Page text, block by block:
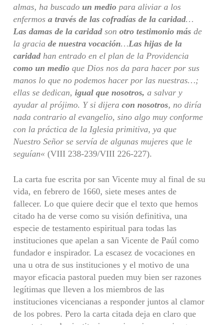
almas, ha buscado un mediopara aliviar a los
enfermos a través de las cofradías de la caridad…
Las damas de la caridad son otro testimonio más de
la graciade nuestra vocación…Las hijas de la
caridad han entrado en el plan de la Providencia
como un medioque Dios nos da para hacer por sus
manos lo que no podemos hacer por las nuestras…;
ellas se dedican, igual que nosotros, a salvar y
ayudar al prójimo. Y si dijera con nosotros, no diría
nada contrario al evangelio, sino algo muy conforme
con la práctica de la Iglesia primitiva, ya que
Nuestro Señor se servía de algunas mujeres que le
seguían«(VIII 238-239/VIII 226-227).
La carta fue escrita por san Vicente muy al final de su
vida, en febrero de 1660, siete meses antes de
fallecer. Lo que quiere decir que el texto que hemos
citado ha de verse como su visión definitiva, una
especie de testamento espiritual para todas las
instituciones que apelan a san Vicente de Paúl como
fundador e inspirador. La escasez de vocaciones en
una u otra de sus instituciones y el motivo de una
mayor eficacia pastoral pueden muy bien ser razones
legítimas que lleven a los miembros de las
instituciones vicencianas a responder juntos al clamor
de los pobres. Pero la carta citada deja en claro que